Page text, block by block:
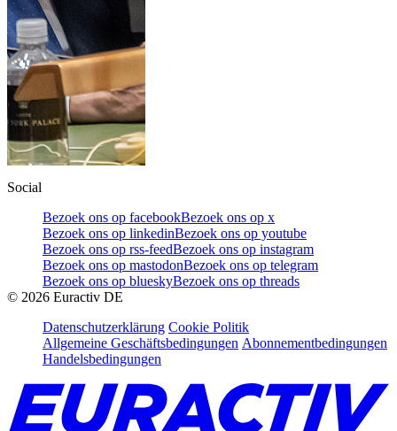
Social
Bezoek ons op facebookBezoek ons op x
Bezoek ons op linkedinBezoek ons op youtube
Bezoek ons op rss-feedBezoek ons op instagram
Bezoek ons op mastodonBezoek ons op telegram
Bezoek ons op blueskyBezoek ons op threads
© 2026 Euractiv DE
Datenschutzerklärung Cookie Politik
Allgemeine Geschäftsbedingungen Abonnementbedingungen
Handelsbedingungen